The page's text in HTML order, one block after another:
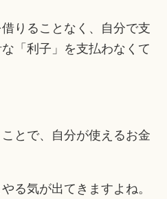
りることなく、自分で支
「利子」を支払わなくて
とで、自分が使えるお金
る気が出てきますよね。